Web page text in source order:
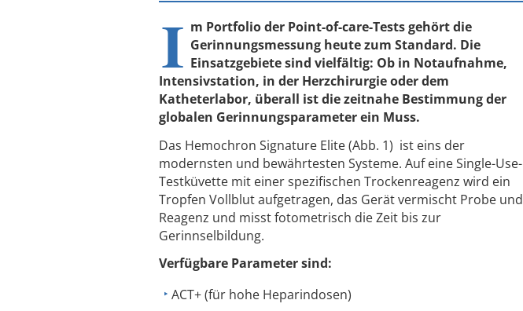
I m Portfolio der Point-of-care-Tests gehört die
Gerinnungsmessung heute zum Standard. Die
Einsatzgebiete sind vielfältig: Ob in Notaufnahme,
Intensivstation, in der Herzchirurgie oder dem
Katheterlabor, überall ist die zeitnahe Bestimmung der
globalen Gerinnungsparameter ein Muss.
Das Hemochron Signature Elite (Abb. 1) ist eins der
modernsten und bewährtesten Systeme. Auf eine Single-Use-
Testküvette mit einer spezifischen Trockenreagenz wird ein
Tropfen Vollblut aufgetragen, das Gerät vermischt Probe und
Reagenz und misst fotometrisch die Zeit bis zur
Gerinnselbildung.
Verfügbare Parameter sind:
ACT+ (für hohe Heparindosen)